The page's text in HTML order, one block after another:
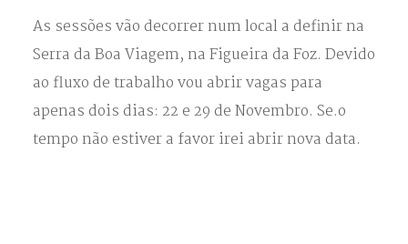
As sessões vão decorrer num local a definir na
Serra da Boa Viagem, na Figueira da Foz. Devido
ao fluxo de trabalho vou abrir vagas para
apenas dois dias: 22 e 29 de Novembro. Se.o
tempo não estiver a favor irei abrir nova data.